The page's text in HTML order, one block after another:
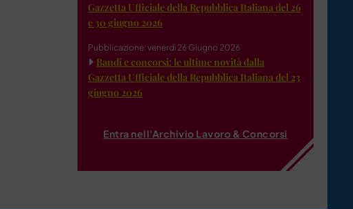
Gazzetta Ufficiale della Repubblica Italiana del 26
e 30 giugno 2026
Pubblicazione: venerdì 26 Giugno 2026
Bandi e concorsi: le ultime novità dalla
Gazzetta Ufficiale della Repubblica Italiana del 23
giugno 2026
Entra nell'Archivio Lavoro & Concorsi